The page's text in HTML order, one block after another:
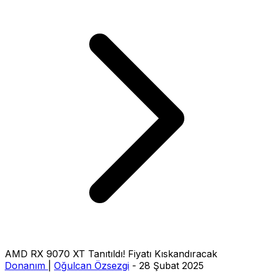
AMD RX 9070 XT Tanıtıldı! Fiyatı Kıskandıracak
Donanım
Oğulcan Özsezgi - 28 Şubat 2025